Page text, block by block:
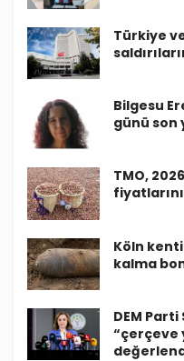
Türkiye
Bilgesu
günü son
TMO,
Köln
kalma
DEM
“çerçeve